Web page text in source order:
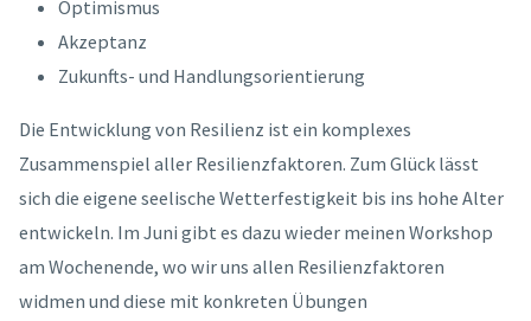
Optimismus
Akzeptanz
Zukunfts- und Handlungsorientierung
Die Entwicklung von Resilienz ist ein komplexes
Zusammenspiel aller Resilienzfaktoren. Zum Glück lässt
sich die eigene seelische Wetterfestigkeit bis ins hohe Alter
entwickeln. Im Juni gibt es dazu wieder meinen Workshop
am Wochenende, wo wir uns allen Resilienzfaktoren
widmen und diese mit konkreten Übungen